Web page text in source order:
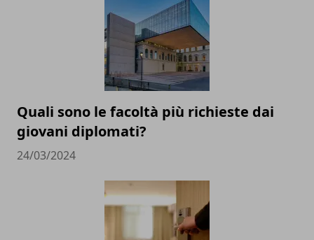
Quali sono le facoltà più richieste dai
giovani diplomati?
24/03/2024